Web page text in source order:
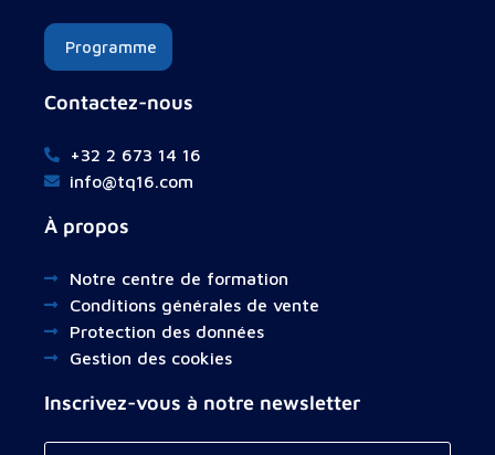
Programme
Contactez-nous
+32 2 673 14 16
info@tq16.com
À propos
Notre centre de formation
Conditions générales de vente
Protection des données
Gestion des cookies
Inscrivez-vous à notre newsletter